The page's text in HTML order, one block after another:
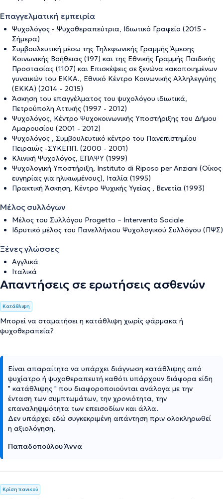
Επαγγελματική εμπειρία
Ψυχολόγος - Ψυχοθεραπεύτρια, Ιδιωτικό Γραφείο (2015 -
Σήμερα)
Συμβουλευτική μέσω της Τηλεφωνικής Γραμμής Άμεσης
Κοινωνικής Βοήθειας (197) και της Εθνικής Γραμμής Παιδικής
Προστασίας (1107) και Επισκέψεις σε ξενώνα κακοποιημένων
γυναικών του ΕΚΚΑ., Εθνικό Κέντρο Κοινωνικής Αλληλεγγύης
(ΕΚΚΑ) (2014 - 2015)
Άσκηση του επαγγέλματος του ψυχολόγου ιδιωτικά,
Πετρούπολη Αττικής (1997 - 2012)
Ψυχολόγος, Κέντρο Ψυχοκοινωνικής Υποστήριξης του Δήμου
Αμαρουσίου (2001 - 2012)
Ψυχολόγος , Συμβουλευτικό κέντρο του Πανεπιστημίου
Πειραιώς -ΣΥΚΕΠΠ. (2000 - 2001)
Κλινική Ψυχολόγος, ΕΠΑΨΥ (1999)
Ψυχολογική Υποστήριξη, Instituto di Riposo per Anziani (Οίκος
ευγηρίας για ηλικιωμένους), Ιταλία (1995)
Πρακτική Άσκηση, Κέντρο Ψυχικής Υγείας , Βενετία (1993)
Μέλος συλλόγων
Μέλος του Συλλόγου Progetto – Intervento Sociale
Ιδρυτικό μέλος του Πανελλήνιου Ψυχολογικού Συλλόγου (ΠΨΣ)
Ξένες γλώσσες
Αγγλικά
Ιταλικά
Απαντήσεις σε ερωτήσεις ασθενών
Κατάθλιψη
Μπορεί να σταματήσει η κατάθλιψη χωρίς φάρμακα ή
ψυχοθεραπεία?
Είναι απαραίτητο να υπάρχει διάγνωση κατάθλιψης από
ψυχίατρο ή ψυχοθεραπευτή καθότι υπάρχουν διάφορα είδη
" κατάθλιψης " που διαφοροποιούνται ανάλογα με την
ένταση των συμπτωμάτων, την χρονιότητα, την
επαναληψιμότητα των επεισοδίων και άλλα.
Δεν υπάρχει εδώ συγκεκριμένη απάντηση πριν ολοκληρωθεί
η αξιολόγηση.
Παπαδοπούλου Άννα
Κρίση πανικού